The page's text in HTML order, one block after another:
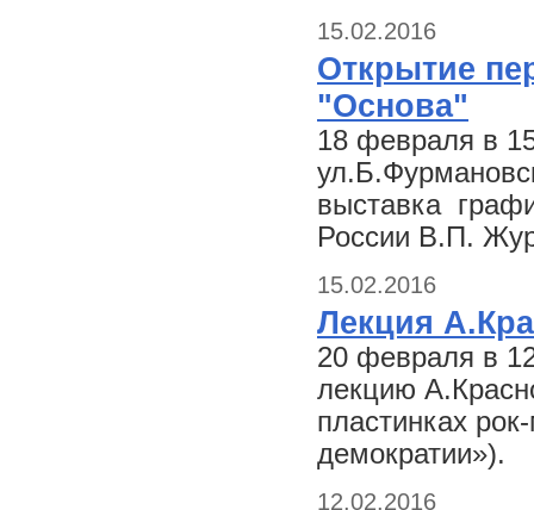
15.02.2016
Открытие
"Основа"
18 февраля в
выставка
России В.П.
15.02.2016
Лекция
20 февраля в
лекцию
пластинках
демократии»).
12.02.2016